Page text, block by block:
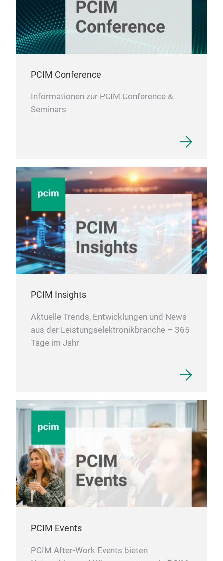
PCIM Conference
Informationen zur PCIM Conference &
Seminars
PCIM Insights
Aktuelle Trends, Entwicklungen und News
aus der Leistungselektronikbranche – 365
Tage im Jahr
PCIM Events
PCIM After-Work Events bieten